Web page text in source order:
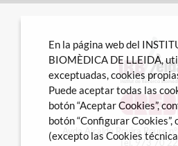
Avda Alcalde Rovira Roure
Tel. 973 70
En la página web del
BIOMÈDICA DE LLEIDA,
exceptuadas, cookies
Puede aceptar todas las
botón “Aceptar Cookies”,
botón “Configurar
(excepto las Cookies